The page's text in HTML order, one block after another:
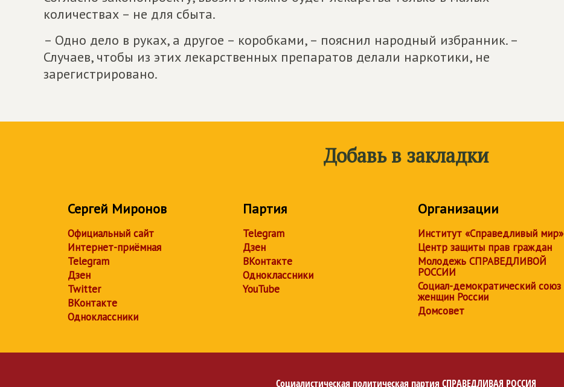
количествах – не для сбыта.
– Одно дело в руках, а другое – коробками, – пояснил народный избранник. –
Случаев, чтобы из этих лекарственных препаратов делали наркотики, не
зарегистрировано.
Добавь в закладки
Сергей Миронов
Официальный сайт
Интернет-приёмная
Telegram
Дзен
Twitter
ВКонтакте
Одноклассники
Партия
Telegram
Дзен
ВКонтакте
Одноклассники
YouTube
Организации
Институт «Справедливый мир»
Центр защиты прав граждан
Молодежь СПРАВЕДЛИВОЙ
РОССИИ
Социал-демократический союз
женщин России
Домсовет
Социалистическая политическая партия СПРАВЕДЛИВАЯ РОССИЯ